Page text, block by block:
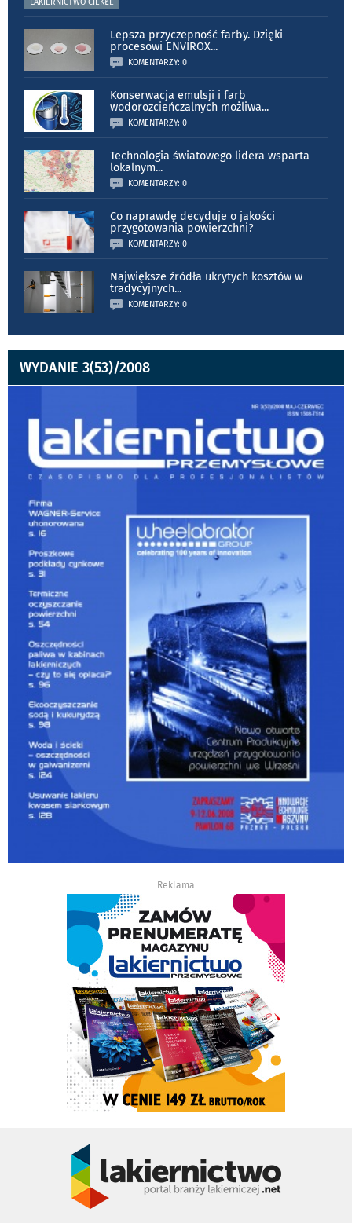
Lepsza przyczepność farby. Dzięki
procesowi ENVIROX...
KOMENTARZY: 0
Konserwacja emulsji i farb
wodorozcieńczalnych możliwa...
KOMENTARZY: 0
Technologia światowego lidera wsparta
lokalnym...
KOMENTARZY: 0
Co naprawdę decyduje o jakości
przygotowania powierzchni?
KOMENTARZY: 0
Największe źródła ukrytych kosztów w
tradycyjnych...
KOMENTARZY: 0
WYDANIE 3(53)/2008
Reklama